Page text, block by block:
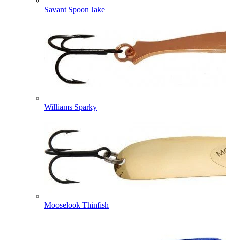
Savant Spoon Jake
Williams Sparky
Mooselook Thinfish